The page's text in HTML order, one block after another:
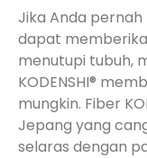
Jika Anda
dapat
menutupi tubuh,
KODENSHI®
mungkin. Fiber
Jepang yang
selaras dengan